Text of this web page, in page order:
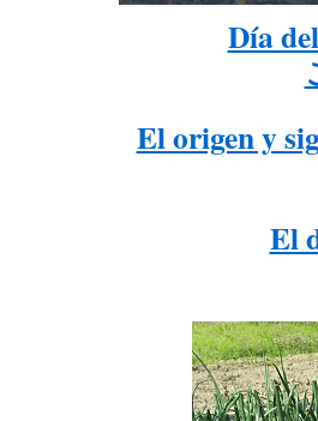
Día
El origen y
El